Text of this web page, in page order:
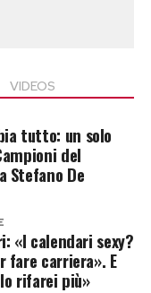
VIDEOS
tutto: un solo
del
Stefano De
«I calendari sexy?
fare carriera». E
rifarei più»